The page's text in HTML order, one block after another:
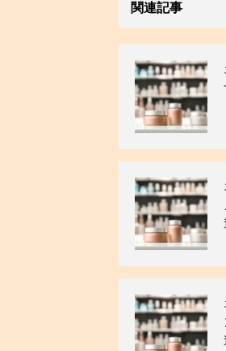
関連記事